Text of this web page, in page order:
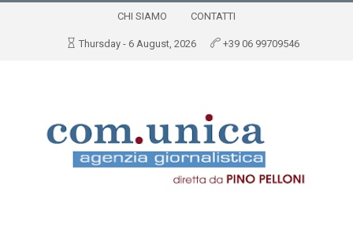
CHI SIAMO CONTATTI
Thursday - 6 August, 2026 +39 06 99709546